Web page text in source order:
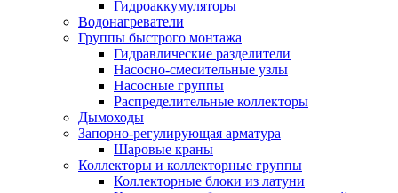
Гидроаккумуляторы
Водонагреватели
Группы быстрого монтажа
Гидравлические разделители
Насосно-смесительные узлы
Насосные группы
Распределительные коллекторы
Дымоходы
Запорно-регулирующая арматура
Шаровые краны
Коллекторы и коллекторные группы
Коллекторные блоки из латуни